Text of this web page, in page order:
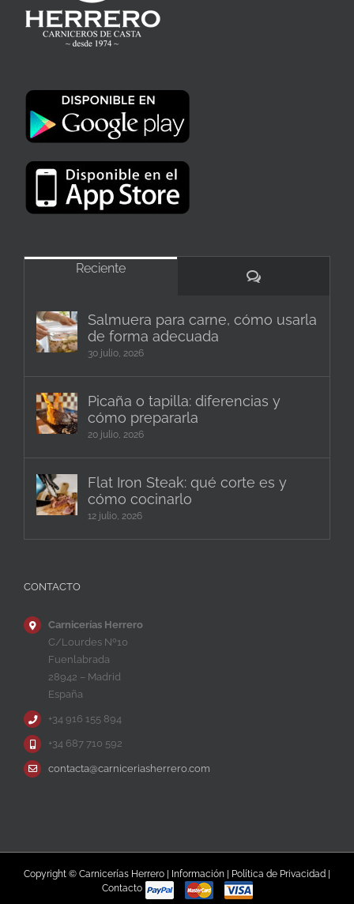
Reciente
Comentarios
Salmuera para carne, cómo usarla
de forma adecuada
30 julio, 2026
Picaña o tapilla: diferencias y
cómo prepararla
20 julio, 2026
Flat Iron Steak: qué corte es y
cómo cocinarlo
12 julio, 2026
CONTACTO
Carnicerías Herrero
C/Lourdes Nº10
Fuenlabrada
28942 – Madrid
España
+34 916 155 894
+34 687 710 592
contacta@carniceriasherrero.com
Copyright © Carnicerías Herrero | Información Política de Privacidad
Contacto